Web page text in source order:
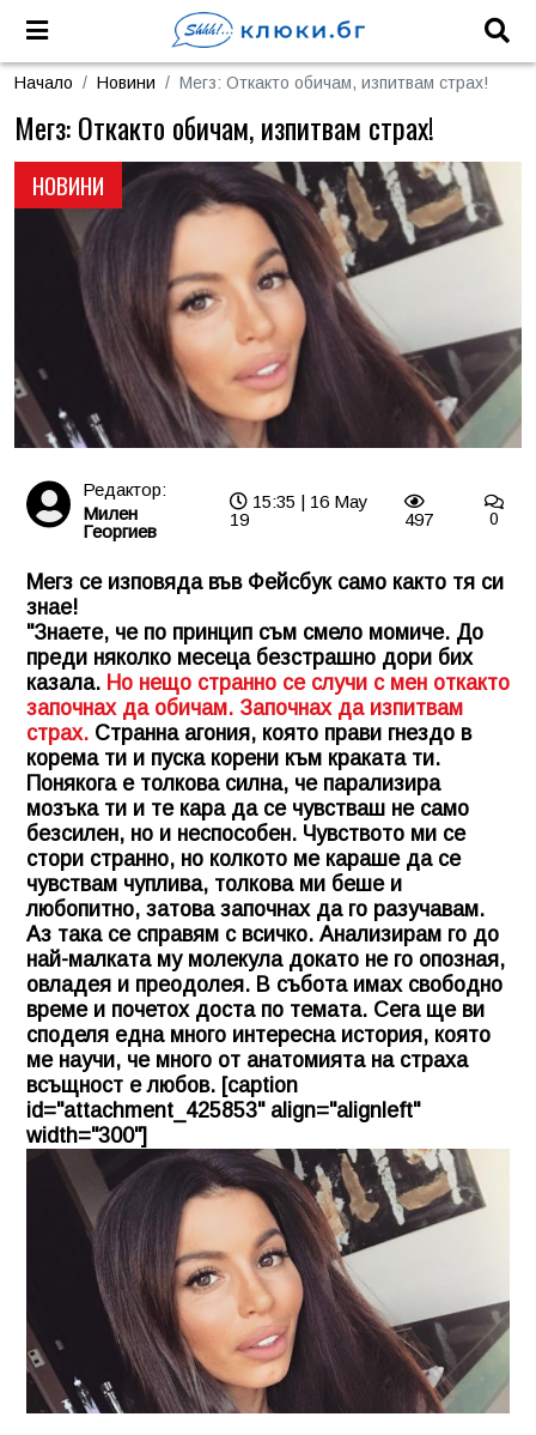
Начало Новини Мегз: Откакто обичам, изпитвам страх!
НОВИНИ
Мегз: Откакто обичам, изпитвам страх!
Редактор:
Милен
Георгиев
15:35 | 16 May
19
497 0
Мегз се изповяда във Фейсбук само както тя си
знае!
"Знаете, че по принцип съм смело момиче. До
преди няколко месеца безстрашно дори бих
казала. Но нещо странно се случи с мен откакто
започнах да обичам. Започнах да изпитвам
страх. Странна агония, която прави гнездо в
корема ти и пуска корени към краката ти.
Понякога е толкова силна, че парализира
мозъка ти и те кара да се чувстваш не само
безсилен, но и неспособен. Чувството ми се
стори странно, но колкото ме караше да се
чувствам чуплива, толкова ми беше и
любопитно, затова започнах да го разучавам.
Аз така се справям с всичко. Анализирам го до
най-малката му молекула докато не го опозная,
овладея и преодолея. В събота имах свободно
време и почетох доста по темата. Сега ще ви
споделя една много интересна история, която
ме научи, че много от анатомията на страха
всъщност е любов. [caption
id="attachment_425853" align="alignleft"
width="300"]